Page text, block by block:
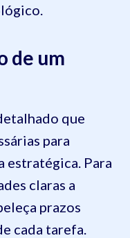
de um
que
para
estratégica. Para
claras a
prazos
cada tarefa.